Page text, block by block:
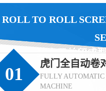
ROLL TO ROLL
致力于丝印成
01
虎门全自动卷
FULLY
MACHINE